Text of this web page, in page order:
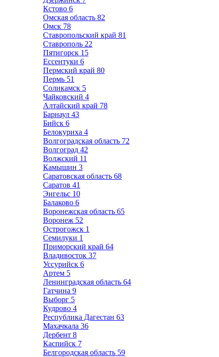
Кстово 6
Омская область 82
Омск 78
Ставропольский край 81
Ставрополь 22
Пятигорск 15
Ессентуки 6
Пермский край 80
Пермь 51
Соликамск 5
Чайковский 4
Алтайский край 78
Барнаул 43
Бийск 6
Белокуриха 4
Волгоградская область 72
Волгоград 42
Волжский 11
Камышин 3
Саратовская область 68
Саратов 41
Энгельс 10
Балаково 6
Воронежская область 65
Воронеж 52
Острогожск 1
Семилуки 1
Приморский край 64
Владивосток 37
Уссурийск 6
Артем 5
Ленинградская область 64
Гатчина 9
Выборг 5
Кудрово 4
Республика Дагестан 63
Махачкала 36
Дербент 8
Каспийск 7
Белгородская область 59